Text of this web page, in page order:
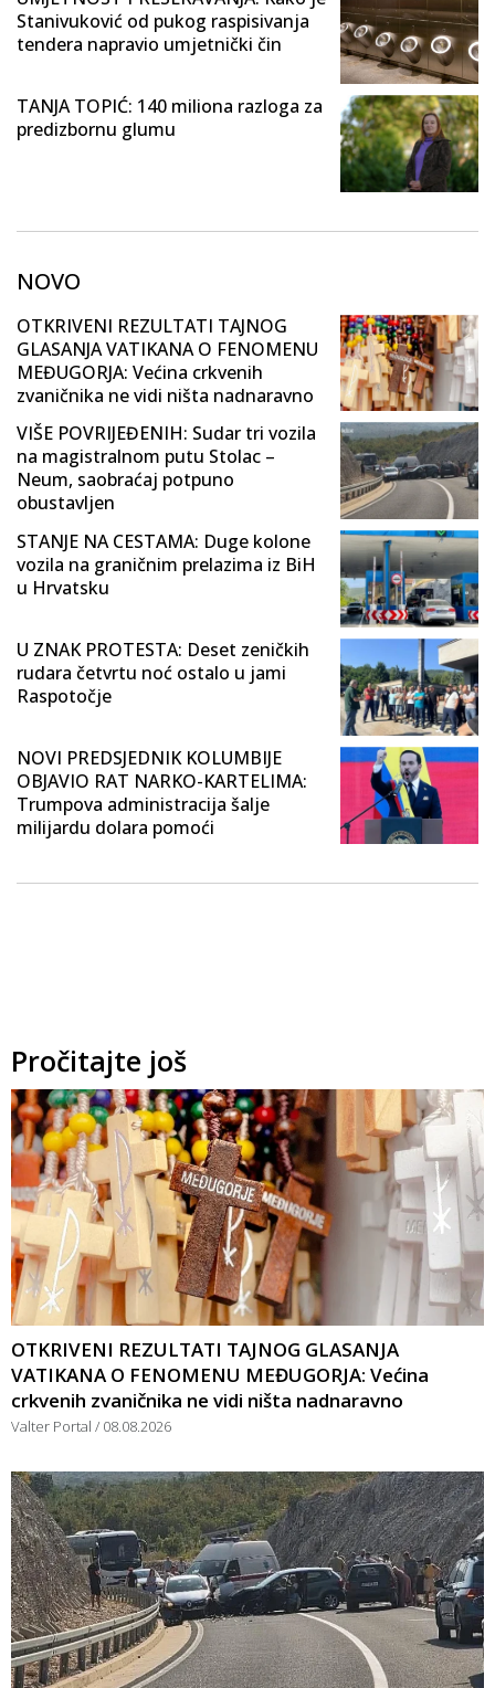
Stanivuković od pukog raspisivanja
tendera napravio umjetnički čin
TANJA TOPIĆ: 140 miliona razloga za
predizbornu glumu
NOVO
OTKRIVENI REZULTATI TAJNOG
GLASANJA VATIKANA O FENOMENU
MEĐUGORJA: Većina crkvenih
zvaničnika ne vidi ništa nadnaravno
VIŠE POVRIJEĐENIH: Sudar tri vozila
na magistralnom putu Stolac –
Neum, saobraćaj potpuno
obustavljen
STANJE NA CESTAMA: Duge kolone
vozila na graničnim prelazima iz BiH
u Hrvatsku
U ZNAK PROTESTA: Deset zeničkih
rudara četvrtu noć ostalo u jami
Raspotočje
NOVI PREDSJEDNIK KOLUMBIJE
OBJAVIO RAT NARKO-KARTELIMA:
Trumpova administracija šalje
milijardu dolara pomoći
Pročitajte još
OTKRIVENI REZULTATI TAJNOG GLASANJA
VATIKANA O FENOMENU MEĐUGORJA: Većina
crkvenih zvaničnika ne vidi ništa nadnaravno
Valter Portal 08.08.2026